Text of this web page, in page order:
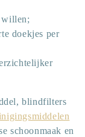
willen;
doekjes per
blindfilters
schoonmaak en